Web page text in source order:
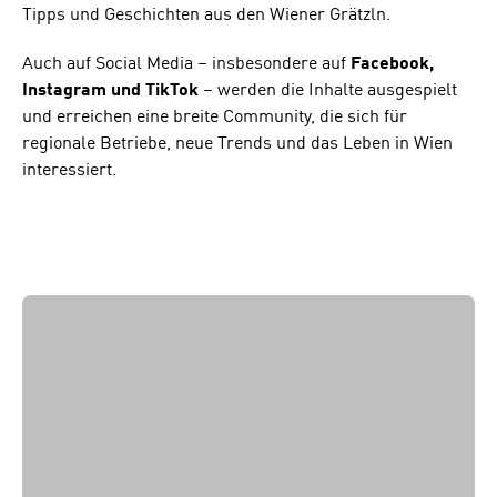
Tipps und Geschichten aus den Wiener Grätzln.
Auch auf Social Media – insbesondere auf Facebook,
Instagram und TikTok – werden die Inhalte ausgespielt
und erreichen eine breite Community, die sich für
regionale Betriebe, neue Trends und das Leben in Wien
interessiert.